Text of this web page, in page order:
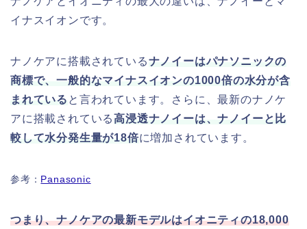
イナスイオンです。
ナノケアに搭載されているナノイーはパナソニックの
商標で、一般的なマイナスイオンの1000倍の水分が含
まれている と言われています。さらに、最新のナノケ
アに搭載されている高浸透ナノイーは、ナノイーと比
較して水分発生量が18倍に増加されています。
参考： Panasonic
つまり、ナノケアの最新モデルはイオニティの18,000